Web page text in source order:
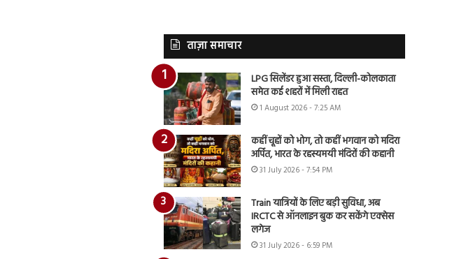
ताज़ा समाचार
LPG सिलेंडर हुआ सस्ता, दिल्ली-कोलकाता
समेत कई शहरों में मिली राहत
1 August 2026 - 7:25 AM
कहीं चूहों को भोग, तो कहीं भगवान को मदिरा
अर्पित, भारत के रहस्यमयी मंदिरों की कहानी
31 July 2026 - 7:54 PM
Train यात्रियों के लिए बड़ी सुविधा, अब
IRCTC से ऑनलाइन बुक कर सकेंगे एक्सेस
लगेज
31 July 2026 - 6:59 PM